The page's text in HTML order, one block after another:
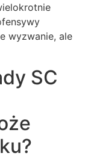
wyzwanie, ale
SC